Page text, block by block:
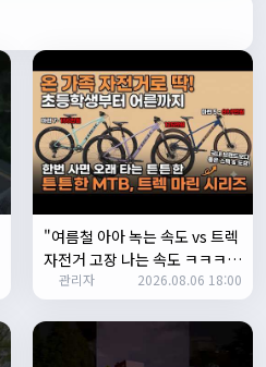
"여름철 아아 녹는 속도 vs 트렉
자전거 고장 나는 속도 ㅋㅋㅋ
입문용 MTB 끝판왕 추천"
N
관리자 2026.08.06 18:00